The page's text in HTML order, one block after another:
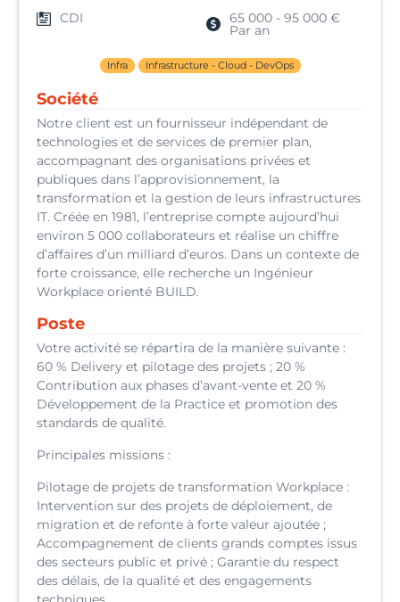
CDI
65 000 - 95 000 €
Par an
Infra Infrastructure - Cloud - DevOps
Société
Notre client est un fournisseur indépendant de
technologies et de services de premier plan,
accompagnant des organisations privées et
publiques dans l’approvisionnement, la
transformation et la gestion de leurs infrastructures
IT. Créée en 1981, l’entreprise compte aujourd’hui
environ 5 000 collaborateurs et réalise un chiffre
d’affaires d’un milliard d’euros. Dans un contexte de
forte croissance, elle recherche un Ingénieur
Workplace orienté BUILD.
Poste
Votre activité se répartira de la manière suivante :
60 % Delivery et pilotage des projets ; 20 %
Contribution aux phases d’avant-vente et 20 %
Développement de la Practice et promotion des
standards de qualité.
Principales missions :
Pilotage de projets de transformation Workplace :
Intervention sur des projets de déploiement, de
migration et de refonte à forte valeur ajoutée ;
Accompagnement de clients grands comptes issus
des secteurs public et privé ; Garantie du respect
des délais, de la qualité et des engagements